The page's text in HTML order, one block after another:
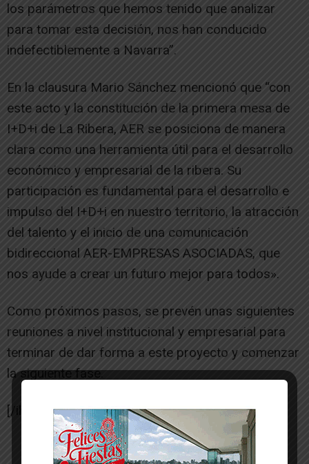
los parámetros que hemos tenido que analizar
para tomar esta decisión, nos han conducido
indefectiblemente a Navarra”.
En la clausura Mario Sánchez mencionó que “con
este acto y la constitución de la primera mesa de
I+D+i de La Ribera, AER se posiciona de manera
clara como una herramienta útil para el desarrollo
económico y empresarial de la ribera. Su
participación es fundamental para el desarrollo e
impulso del I+D+i en nuestro territorio, la atracción
del talento y el inicio de una comunicación
bidireccional AER-EMPRESAS ASOCIADAS, que
nos ayude a crear un futuro mejor para todos».
Como próximos pasos, se prevén unas siguientes
reuniones a nivel institucional y empresarial para
terminar de dar forma a este proyecto y comenzar
la siguiente fase.
[/ihc-hide-content]
-- Publicidad --